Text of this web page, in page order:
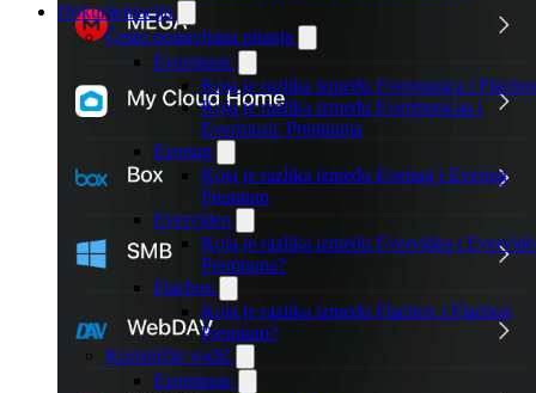
Dokumentacija
Često postavljana pitanja
Evermusic
Koja je razlika između Evermusica i
Koja je razlika između Evermusicaa i
Evermusic Premiuma
Evertag
Koja je razlika između Evertag i Evertag
Premium
Evervideo
Koja je razlika između Evervidea i
Premiuma?
Flacbox
Koja je razlika između Flacbox i Flacbox
Premium?
Korisnički vodič
Evermusic